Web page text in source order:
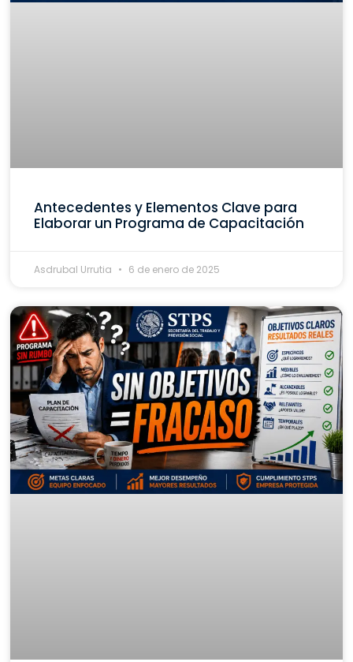
Antecedentes y Elementos Clave para
Elaborar un Programa de Capacitación
Asdrubal Urrutia 6 de enero de 2025